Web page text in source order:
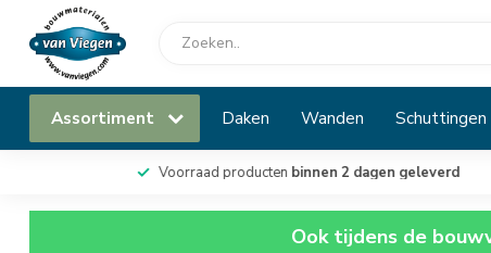
Assortiment Daken Wanden Schuttingen
Voorraad productenbinnen 2 dagen geleverd
Ook tijdens de